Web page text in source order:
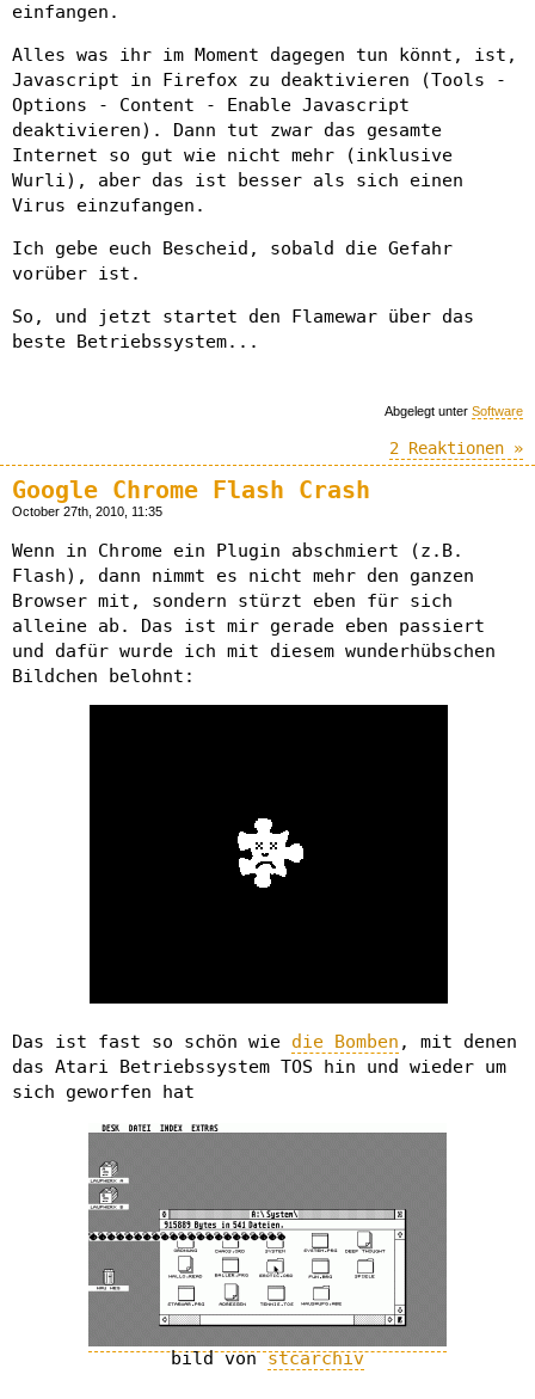
einfangen.
Alles was ihr im Moment dagegen tun könnt, ist,
Javascript in Firefox zu deaktivieren (Tools -
Options - Content - Enable Javascript
deaktivieren). Dann tut zwar das gesamte
Internet so gut wie nicht mehr (inklusive
Wurli), aber das ist besser als sich einen
Virus einzufangen.
Ich gebe euch Bescheid, sobald die Gefahr
vorüber ist.
So, und jetzt startet den Flamewar über das
beste Betriebssystem...
Abgelegt unter Software
2 Reaktionen »
Google Chrome Flash Crash
October 27th, 2010, 11:35
Wenn in Chrome ein Plugin abschmiert (z.B.
Flash), dann nimmt es nicht mehr den ganzen
Browser mit, sondern stürzt eben für sich
alleine ab. Das ist mir gerade eben passiert
und dafür wurde ich mit diesem wunderhübschen
Bildchen belohnt:
Das ist fast so schön wie die Bomben , mit denen
das Atari Betriebssystem TOS hin und wieder um
sich geworfen hat
bild vonstcarchiv